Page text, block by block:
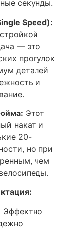
секунды.
Speed):
— это
прогулок
деталей
и
Этот
накат и
20-
но при
чем
Эффектно